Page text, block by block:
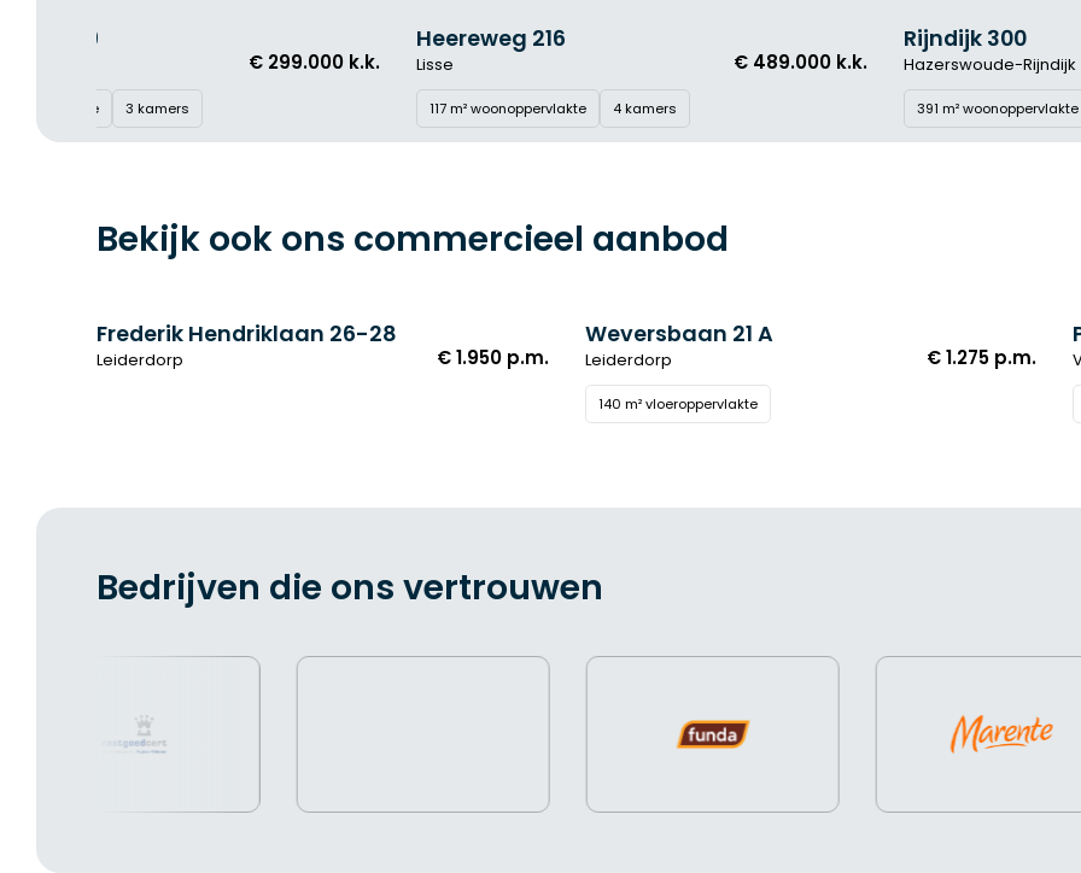
Heereweg 216
€ 489.000 k.k.
117 m² woonoppervlakte
Lees meer
Hazerswoude-Rijndijk € 1.495.000 k.k.
391 m² woonoppervlakte
Lees meer
Bekijk ook ons commercieel aanbod
HUUR WINKELRUIMTE
Frederik Hendriklaan 26-28
Leiderdorp
€ 1.950 p.m.
HUUR KANTOORRUIMTE
Weversbaan 21 A
Leiderdorp € 1.275 p.m.
140 m² vloeroppervlakte
Bedrijven die ons vertrouwen